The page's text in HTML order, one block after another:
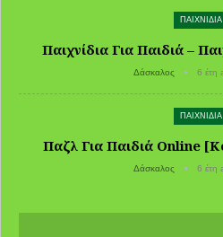
ΠΑΙΧΝΙΔΙΑ
Παιχνίδια Για Παιδιά –
Δάσκαλος 6 έτη
ΠΑΙΧΝΙΔΙΑ
Παζλ Για Παιδιά Online
Δάσκαλος 6 έτη